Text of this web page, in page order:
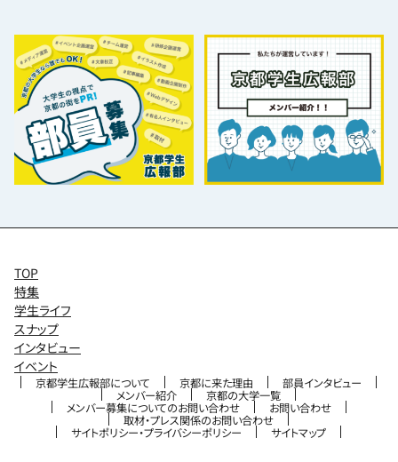
TOP
特集
学生ライフ
スナップ
インタビュー
イベント
京都学生広報部について 京都に来た理由 部員インタビュー
メンバー紹介 京都の大学一覧
メンバー募集についてのお問い合わせ お問い合わせ
取材・プレス関係のお問い合わせ
サイトポリシー・プライバシーポリシー サイトマップ